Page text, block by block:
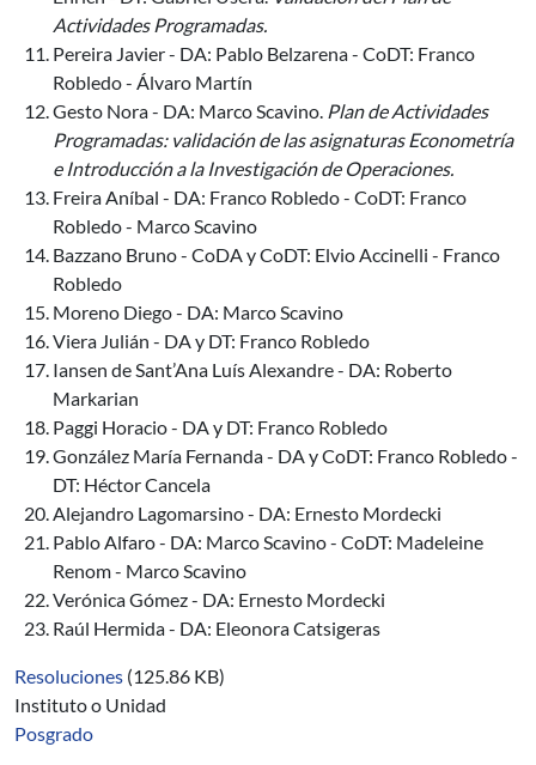
Actividades Programadas.
Pereira Javier - DA: Pablo Belzarena - CoDT: Franco
Robledo - Álvaro Martín
Gesto Nora - DA: Marco Scavino. Plan de Actividades
Programadas: validación de las asignaturas Econometría
e Introducción a la Investigación de Operaciones.
Freira Aníbal - DA: Franco Robledo - CoDT: Franco
Robledo - Marco Scavino
Bazzano Bruno - CoDA y CoDT: Elvio Accinelli - Franco
Robledo
Moreno Diego - DA: Marco Scavino
Viera Julián - DA y DT: Franco Robledo
Iansen de Sant’Ana Luís Alexandre - DA: Roberto
Markarian
Paggi Horacio - DA y DT: Franco Robledo
González María Fernanda - DA y CoDT: Franco Robledo -
DT: Héctor Cancela
Alejandro Lagomarsino - DA: Ernesto Mordecki
Pablo Alfaro - DA: Marco Scavino - CoDT: Madeleine
Renom - Marco Scavino
Verónica Gómez - DA: Ernesto Mordecki
Raúl Hermida - DA: Eleonora Catsigeras
Resoluciones (125.86 KB)
Instituto o Unidad
Posgrado